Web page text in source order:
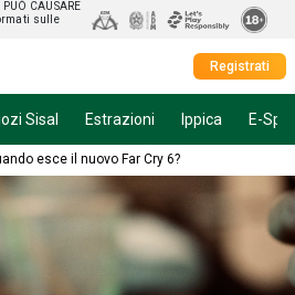
CAUSARE
sulle
Registrati
Sisal Estrazioni Ippica E-
esce il nuovo Far Cry 6?